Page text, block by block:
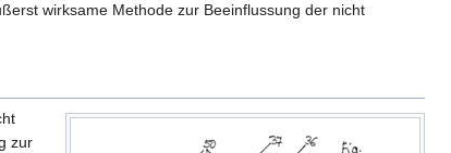
wirksame Methode zur Beeinflussung der nicht
zur